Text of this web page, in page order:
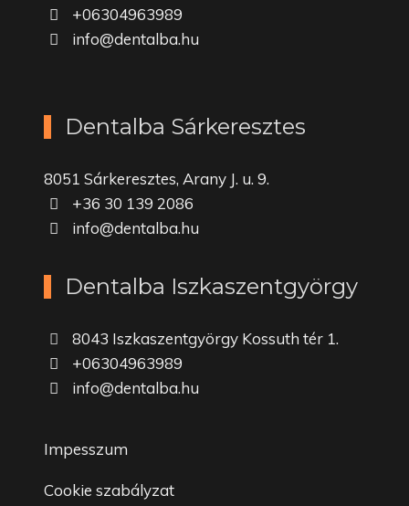
+06304963989
info@dentalba.hu
Dentalba Sárkeresztes
8051 Sárkeresztes, Arany J. u. 9.
+36 30 139 2086
info@dentalba.hu
Dentalba Iszkaszentgyörgy
8043 Iszkaszentgyörgy Kossuth tér 1.
+06304963989
info@dentalba.hu
Impesszum
Cookie szabályzat